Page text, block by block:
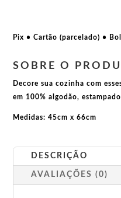
Pix • Cartão (parcelado) •
SOBRE O
Decore sua cozinha com
em 100% algodão,
Medidas: 45cm x 66cm
DESCRIÇÃO
AVALIAÇÕES (0)